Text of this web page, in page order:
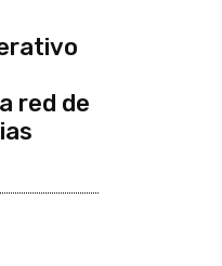
red de